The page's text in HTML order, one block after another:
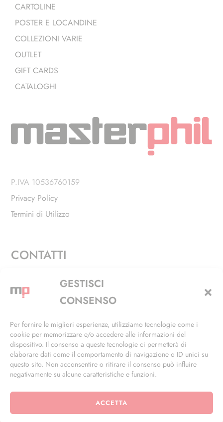
GESTISCI
CONSENSO
Per fornire le migliori esperienze, utilizziamo tecnologie come i
cookie per memorizzare e/o accedere alle informazioni del
dispositivo. Il consenso a queste tecnologie ci permetterà di
elaborare dati come il comportamento di navigazione o ID unici su
questo sito. Non acconsentire o ritirare il consenso può influire
negativamente su alcune caratteristiche e funzioni.
ACCETTA
CARTOLINE
POSTER E LOCANDINE
COLLEZIONI VARIE
OUTLET
GIFT CARDS
CATALOGHI
P.IVA 10536760159
Privacy Policy
Termini di Utilizzo
CONTATTI
Via Alfieri, 27 - Trezzano Sul Naviglio (MI)
+39 02 4846 3155
info@masterphil.it